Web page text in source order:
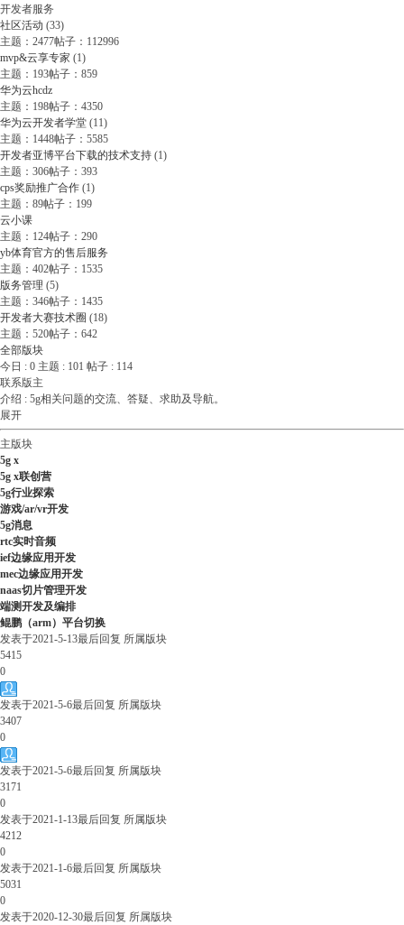
开发者服务
社区活动 (33)
主题：2477帖子：112996
mvp&云享专家 (1)
主题：193帖子：859
华为云hcdz
主题：198帖子：4350
华为云开发者学堂 (11)
主题：1448帖子：5585
开发者亚博平台下载的技术支持 (1)
主题：306帖子：393
cps奖励推广合作 (1)
主题：89帖子：199
云小课
主题：124帖子：290
yb体育官方的售后服务
主题：402帖子：1535
版务管理 (5)
主题：346帖子：1435
开发者大赛技术圈 (18)
主题：520帖子：642
全部版块
今日 : 0 主题 : 101 帖子 : 114
联系版主
介绍 : 5g相关问题的交流、答疑、求助及导航。
展开
主版块
5g x
5g x联创营
5g行业探索
游戏/ar/vr开发
5g消息
rtc实时音频
ief边缘应用开发
mec边缘应用开发
naas切片管理开发
端测开发及编排
鲲鹏（arm）平台切换
发表于2021-5-13最后回复 所属版块
5415
0
发表于2021-5-6最后回复 所属版块
3407
0
发表于2021-5-6最后回复 所属版块
3171
0
发表于2021-1-13最后回复 所属版块
4212
0
发表于2021-1-6最后回复 所属版块
5031
0
发表于2020-12-30最后回复 所属版块